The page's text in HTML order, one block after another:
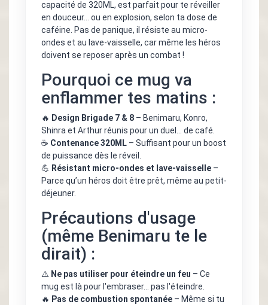
capacité de 320ML, est parfait pour te réveiller
en douceur… ou en explosion, selon ta dose de
caféine. Pas de panique, il résiste au micro-
ondes et au lave-vaisselle, car même les héros
doivent se reposer après un combat !
Pourquoi ce mug va
enflammer tes matins :
🔥 Design Brigade 7 & 8 – Benimaru, Konro,
Shinra et Arthur réunis pour un duel… de café.
☕ Contenance 320ML – Suffisant pour un boost
de puissance dès le réveil.
💪 Résistant micro-ondes et lave-vaisselle –
Parce qu’un héros doit être prêt, même au petit-
déjeuner.
Précautions d'usage
(même Benimaru te le
dirait) :
⚠️ Ne pas utiliser pour éteindre un feu – Ce
mug est là pour l'embraser… pas l'éteindre.
🔥 Pas de combustion spontanée – Même si tu